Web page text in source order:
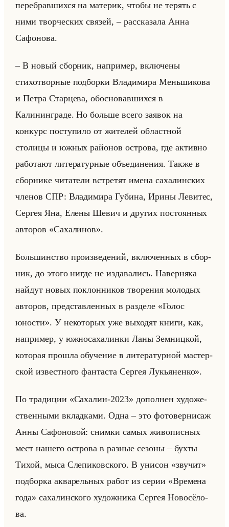
перебравшихся на материк, чтобы не терять с
ними творческих связей, – рассказала Анна
Сафонова.
– В новый сборник, например, включены
стихотворные подборки Владимира Меньшикова
и Петра Старцева, обосновавшихся в
Калининграде. Но больше всего заявок на
конкурс поступило от жителей областной
столицы и южных районов острова, где активно
работают литературные объединения. Также в
сборнике читатели встретят имена сахалинских
членов СПР: Владимира Губина, Ирины Левитес,
Сергея Яна, Елены Шевич и других постоянных
авторов «Сахалинов».
Большин­ство про­из­ве­де­ний, вклю­чен­ных в сбор­
ник, до этого нигде не из­да­ва­лись. На­вер­ня­ка
найдут новых по­клон­ни­ков тво­ре­ния мо­ло­дых
ав­то­ров, пред­став­лен­ных в раз­де­ле «Голос
юности». У неко­то­рых уже вы­хо­дят книги, как,
на­при­мер, у юж­но­са­ха­лин­ки Ланы Зем­ниц­кой,
ко­то­рая про­шла обу­че­ние в ли­те­ра­тур­ной ма­стер­
ской из­вест­но­го фан­та­ста Сер­гея Лу­кья­нен­ко».
По тра­ди­ции «Сахалин-2023» до­пол­нен ху­до­же­
ствен­ны­ми вклад­ка­ми. Одна – это фо­то­вер­ни­саж
Анны Са­фо­но­вой: сним­ки самых жи­во­пис­ных
мест на­ше­го ост­ро­ва в раз­ные се­зо­ны – бухты
Тихой, мыса Сле­пи­ков­ско­го. В уни­сон «звучит»
под­бор­ка ак­ва­рельных работ из серии «Времена
года» са­ха­лин­ско­го ху­дож­ни­ка Сер­гея Но­во­сё­ло­
ва.